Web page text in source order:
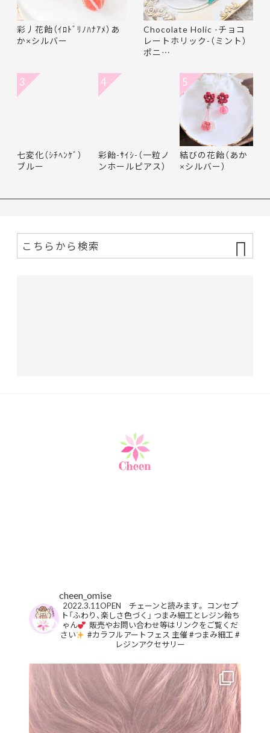
彩丿花飴（ｲﾛﾄﾞﾘﾉﾊﾅｱﾒ）あ
か×シルバー
Chocolate Holic -チョコ
レートホリック-（ミント）
ポニ…
七変化（ｼﾁﾍﾝｹﾞ）
ブルー
3
彩飴-ｻｲｼ-（一粒ノ
ンホールピアス）
4
結びの花飴（あか
×シルバー）
5
cheen_omise
2022.3.11OPEN チェーンと読みます。 コンセプ
ト「ふわり、楽しさ色づく」 つまみ細工とレジン飴ち
ゃん
販売やお問い合わせ等はリンクをご覧くだ
さい
#カラフルアートフェス 主催#つまみ細工#
レジンアクセサリー